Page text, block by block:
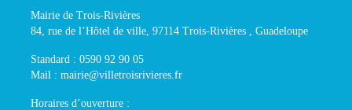
Mairie de Trois-Rivières
84, rue de l’Hôtel de ville, 97114 Trois-Rivières , Guadeloupe
Standard : 0590 92 90 05
Mail : mairie@villetroisrivieres.fr
Horaires d’ouverture :